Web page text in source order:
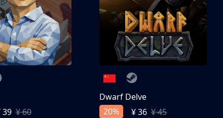
39 ¥ 60
Dwarf Delve
20%
¥ 36 ¥ 45